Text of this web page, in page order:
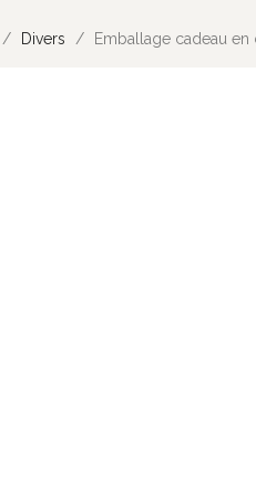
Divers Emballage cadeau